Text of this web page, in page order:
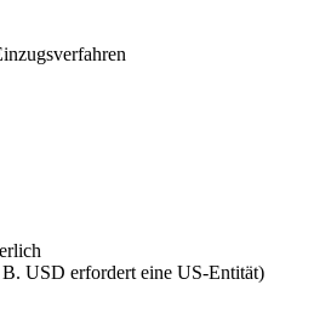
USD erfordert eine US-Entität)